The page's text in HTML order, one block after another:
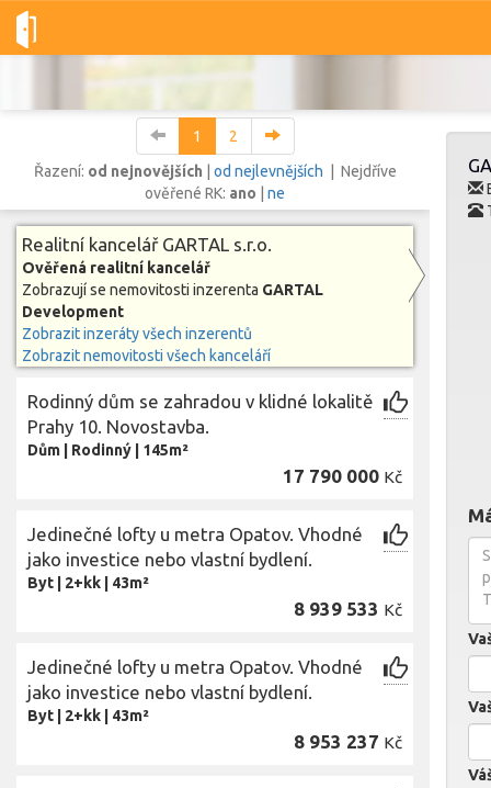
Dobré-nemovitosti.cz GARTAL s.r.o. GARTAL Development
Vše
Lokalita
Lokalita
Cena
1
2
Řazení: od nejnovějších od nejlevnějších | Nejdříve
ověřené RK: ano ne
Realitní kancelář GARTAL s.r.o.
Ověřená realitní kancelář
Zobrazují se nemovitosti inzerenta GARTAL
Development
Zobrazit inzeráty všech inzerentů
Zobrazit nemovitosti všech kanceláří
Rodinný dům se zahradou v klidné lokalitě
Prahy 10. Novostavba.
Dům Rodinný 145m²
17 790 000 Kč
Jedinečné lofty u metra Opatov. Vhodné
jako investice nebo vlastní bydlení.
Byt 2+kk 43m²
8 939 533 Kč
Jedinečné lofty u metra Opatov. Vhodné
jako investice nebo vlastní bydlení.
Byt 2+kk 43m²
8 953 237 Kč